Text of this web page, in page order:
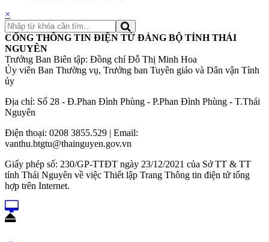
×
CỔNG THÔNG TIN ĐIỆN TỬ ĐẢNG BỘ TỈNH THÁI
NGUYÊN
Trưởng Ban Biên tập: Đồng chí Đỗ Thị Minh Hoa
Ủy viên Ban Thường vụ, Trưởng ban Tuyên giáo và Dân vận Tỉnh
ủy
Địa chỉ: Số 28 - Đ.Phan Đình Phùng - P.Phan Đình Phùng - T.Thái
Nguyên
Điện thoại: 0208 3855.529 | Email:
vanthu.btgtu@thainguyen.gov.vn
Giấy phép số: 230/GP-TTĐT ngày 23/12/2021 của Sở TT & TT
tỉnh Thái Nguyên về việc Thiết lập Trang Thông tin điện tử tổng
hợp trên Internet.